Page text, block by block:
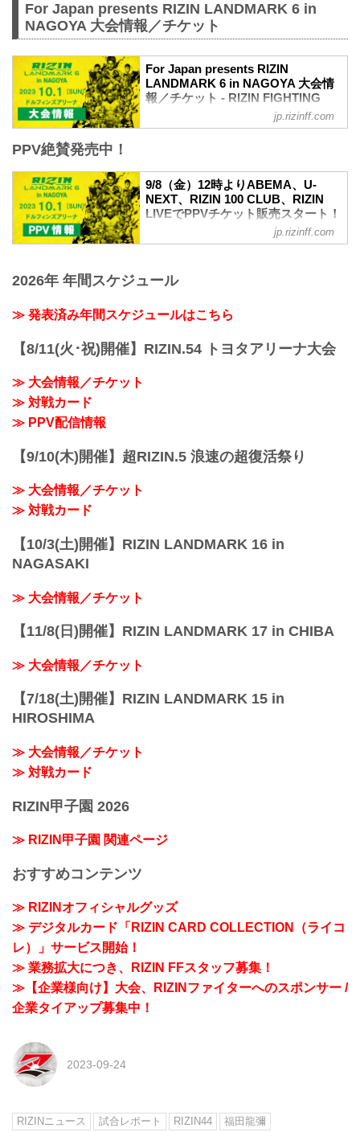
youtu.be
RIZIN.44 大会概要
開催日時
2023年9月24日（日）12:00開場 / 14:00開
始
終了予定時間
20:00〜21:00頃
※試合内容、イベント進行によって終了
予定時間が前後することがありますので
さいたまスーパーアリーナ
JR京浜東北線・JR上野東京ライン（宇都
宮線・高崎線）「さいたま新都心」駅か
ら徒歩3分
JR埼京線「北与野」駅から徒歩7分
For Japan presents RIZIN LANDMARK 6 in
NAGOYA 大会情報／チケット
For Japan presents RIZIN
LANDMARK 6 in NAGOYA 大会情
報／チケット - RIZIN FIGHTING
FEDERATION オフィシャルサイト
youtu.be
For Japan presents RIZIN LANDMARK 6
in NAGOYA大会概要
2023年10月1日（日）11:30開場 / 13:00開
20:00〜21:00頃
予定時間が前後することがありますので
会場
jp.rizinff.com
PPV絶賛発売中！
9/8（金）12時よりABEMA、U-
NEXT、RIZIN 100 CLUB、RIZIN
LIVEでPPVチケット販売スタート！
RIZIN LANDMARK 6 in NAGOYA
PPV配信情報 - RIZIN FIGHTING
9月24日（日）さいたまスーパーアリーナ
NAGOYAのPPV配信チケットが、本日12
時よりABEMA、U-NEXT、RIZIN 100
CLUB、RIZIN LIVEで販売スタート！
会場に来れない方はお好きな配信サービ
コード 番組名・その他
10/1(日)
jp.rizinff.com
2026年 年間スケジュール
≫ 発表済み年間スケジュールはこちら
【8/11(火･祝)開催】RIZIN.54 トヨタアリーナ大会
≫ 大会情報／チケット
≫ 対戦カード
≫ PPV配信情報
【9/10(木)開催】超RIZIN.5 浪速の超復活祭り
≫ 大会情報／チケット
≫ 対戦カード
【10/3(土)開催】RIZIN LANDMARK 16 in
NAGASAKI
≫ 大会情報／チケット
【11/8(日)開催】RIZIN LANDMARK 17 in CHIBA
≫ 大会情報／チケット
【7/18(土)開催】RIZIN LANDMARK 15 in
HIROSHIMA
≫ 大会情報／チケット
≫ 対戦カード
RIZIN甲子園 2026
≫ RIZIN甲子園 関連ページ
おすすめコンテンツ
≫ RIZINオフィシャルグッズ
≫ デジタルカード「RIZIN CARD COLLECTION（ライコ
レ）」サービス開始！
≫ 業務拡大につき、RIZIN FFスタッフ募集！
≫【企業様向け】大会、RIZINファイターへのスポンサー /
企業タイアップ募集中！
2023-09-24
RIZINニュース 試合レポート RIZIN44 福田龍彌